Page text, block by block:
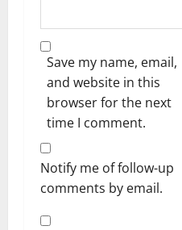
Save my name, email,
and website in this
browser for the next
time I comment.
Notify me of follow-up
comments by email.